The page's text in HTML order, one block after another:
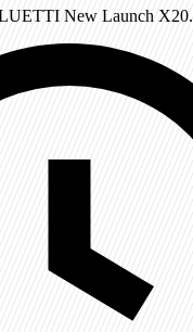
New Launch X20.